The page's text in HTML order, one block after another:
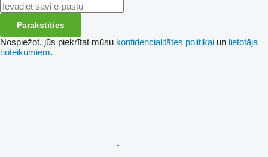
Parakstīties
Nospiežot, jūs piekrītat mūsu konfidencialitātes politikai un lietotāja
noteikumiem.